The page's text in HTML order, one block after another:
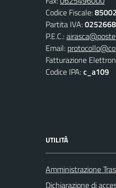
Codice Fiscale:
Partita IVA:
P.E.C.:
Email:
Fatturazione
Codice IPA:c_a109
UTILITÀ
Amministrazione
Dichiarazione di